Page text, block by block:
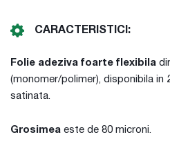
CARACTERISTICI:
Folie adeziva foarte flexibila
(monomer/polimer), disponibila in
satinata.
Grosimea este de 80 microni.